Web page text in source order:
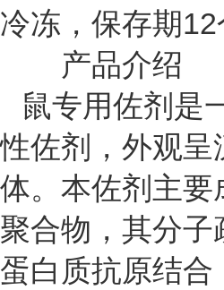
冷冻，保存期12
产品介绍
鼠专用佐剂是
性佐剂，外观呈
体。本佐剂主要
聚合物，其分子
蛋白质抗原结合